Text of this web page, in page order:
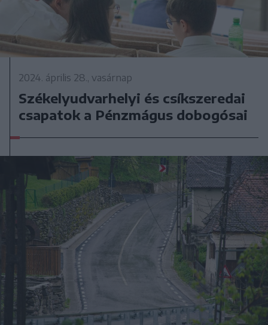
2024. április 28., vasárnap
Székelyudvarhelyi és csíkszeredai
csapatok a Pénzmágus dobogósai